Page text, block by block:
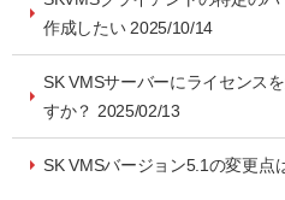
作成したい 2025/10/14
SK VMSサーバーにライセンス
すか？ 2025/02/13
SK VMSバージョン5.1の変更点